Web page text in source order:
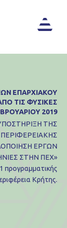
ΕΠΑΡΧΙΑΚΟΥ
ΤΙΣ ΦΥΣΙΚΕΣ
2019
ΤΗΣ
ΕΡΓΩΝ
ΣΤΗΝ ΠΕΧ»
προγραμματικής
Κρήτης.